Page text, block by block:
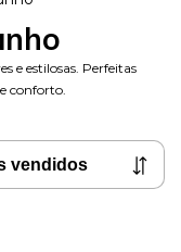
e estilosas. Perfeitas
conforto.